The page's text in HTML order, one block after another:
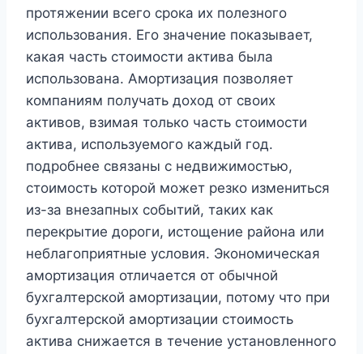
протяжении всего срока их полезного
использования. Его значение показывает,
какая часть стоимости актива была
использована. Амортизация позволяет
компаниям получать доход от своих
активов, взимая только часть стоимости
актива, используемого каждый год.
подробнее связаны с недвижимостью,
стоимость которой может резко измениться
из-за внезапных событий, таких как
перекрытие дороги, истощение района или
неблагоприятные условия. Экономическая
амортизация отличается от обычной
бухгалтерской амортизации, потому что при
бухгалтерской амортизации стоимость
актива снижается в течение установленного